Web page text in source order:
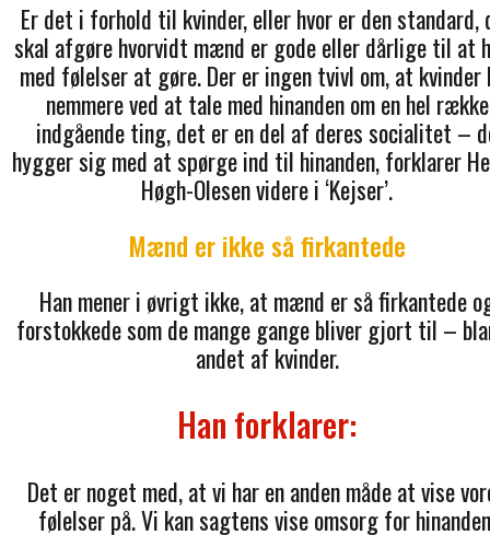
Er det i forhold til kvinder, eller hvor er den standard,
skal afgøre hvorvidt mænd er gode eller dårlige til at
med følelser at gøre. Der er ingen tvivl om, at kvinder
nemmere ved at tale med hinanden om en hel række
indgående ting, det er en del af deres socialitet –
hygger sig med at spørge ind til hinanden, forklarer
Høgh-Olesen videre i ‘Kejser’.
Mænd er ikke så firkantede
Han mener i øvrigt ikke, at mænd er så firkantede
forstokkede som de mange gange bliver gjort til –
andet af kvinder.
Han forklarer:
Det er noget med, at vi har en anden måde at vise
følelser på. Vi kan sagtens vise omsorg for